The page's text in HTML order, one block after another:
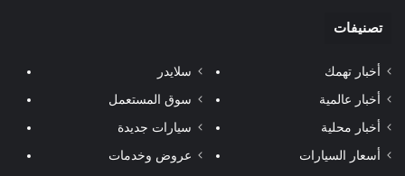
تصنيفات
أخبار تهمك
أخبار عالمية
أخبار محلية
أسعار السيارات
سلايدر
سوق المستعمل
سيارات جديدة
عروض وخدمات